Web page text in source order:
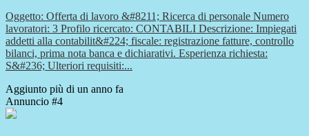
Oggetto: Offerta di lavoro &#8211; Ricerca di personale Numero
lavoratori: 3 Profilo ricercato: CONTABILI Descrizione: Impiegati
addetti alla contabilit&#224; fiscale: registrazione fatture, controllo
bilanci, prima nota banca e dichiarativi. Esperienza richiesta:
S&#236; Ulteriori requisiti:...
Aggiunto più di un anno fa
Annuncio #4